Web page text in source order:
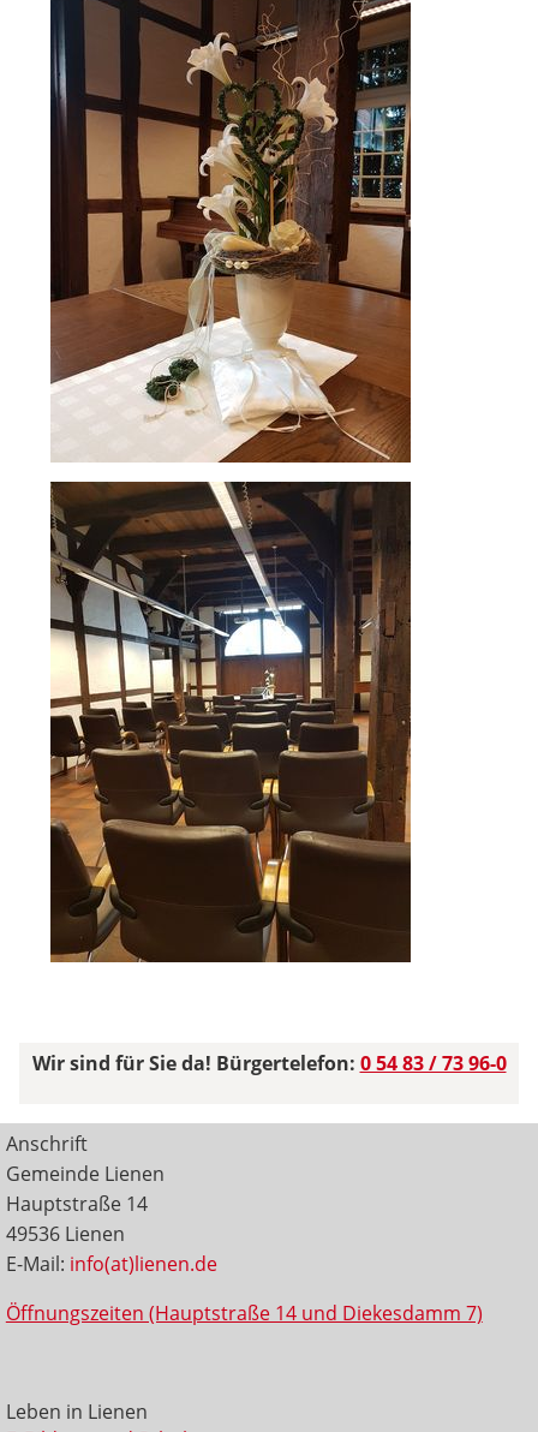
Wir sind für Sie da! Bürgertelefon: 0 54 83 / 73 96-0
Anschrift
Gemeinde Lienen
Hauptstraße 14
49536 Lienen
E-Mail: info(at)lienen.de
Öffnungszeiten (Hauptstraße 14 und Diekesdamm 7)
Leben in Lienen